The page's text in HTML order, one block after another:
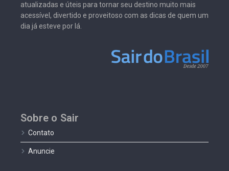
atualizadas e úteis para tornar seu destino muito mais
acessível, divertido e proveitoso com as dicas de quem um
dia já esteve por lá.
Sobre o Sair
Contato
Anuncie